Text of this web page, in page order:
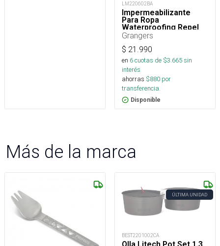
LM220602BA
Impermeabilizante
Para Ropa
Waterproofing Repel
300 Ml
Grangers
$ 21.990
en 6cuotas de $3.665sin
interés
ahorras $880 por
transferencia.
Disponible
Más de la marca
ÚLTIMA UNIDAD
BEST2201002CA